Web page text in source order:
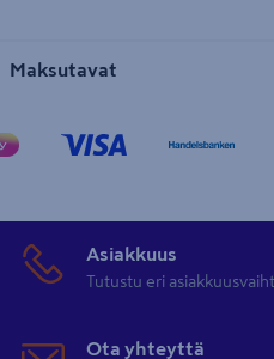
Maksutavat
Asiakkuus
Tutustu eri
Ota yhteyttä